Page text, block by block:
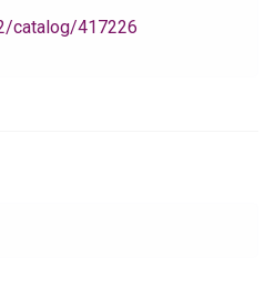
catalog/417226